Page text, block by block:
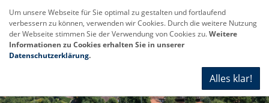
Um unsere Webseite für Sie optimal zu gestalten und fortlaufend
verbessern zu können, verwenden wir Cookies. Durch die weitere Nutzung
der Webseite stimmen Sie der Verwendung von Cookies zu.Weitere
Informationen zu Cookies erhalten Sie in unserer
Datenschutzerklärung.
Alles klar!